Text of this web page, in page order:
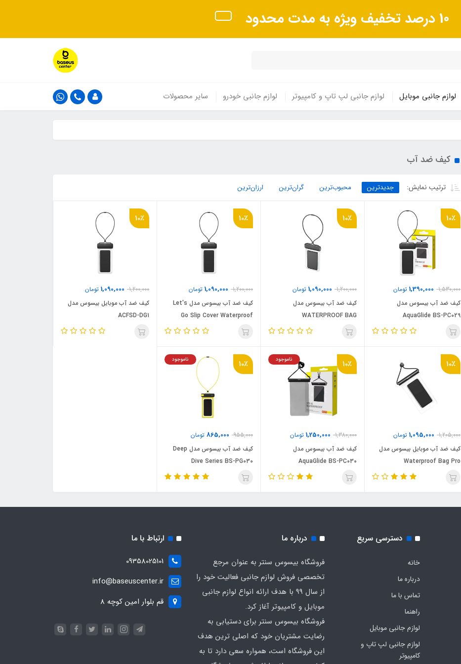
10 درصد تخفیف ویژه به مدت محدود
لوازم جانبی موبایل لوازم جانبی لپ تاپ و کامپیوتر لوازم جانبی خودرو سایر محصولات
کیف ضد آب
ترتیب نمایش: جدیدترین محبوب‌ترین گران‌ترین ارزان‌ترین
10٪
1,530,000
1,390,000 تومان
کیف ضد آب بیسوس مدل
AquaGlide BS-PC029
10٪
1,200,000
1,090,000 تومان
کیف ضد آب بیسوس مدل
WATERPROOF BAG
10٪
1,200,000
1,090,000 تومان
کیف ضد آب بیسوس مدل Let's
Go Slip Cover Waterproof
10٪
1,200,000
1,090,000 تومان
کیف ضد آب موبایل بیسوس مدل
ACFSD-DG1
10٪
1,205,000
1,095,000 تومان
کیف ضد آب موبایل بیسوس مدل
Waterproof Bag Pro
10٪
1,380,000
1,250,000 تومان
ناموجود
کیف ضد آب بیسوس مدل
AquaGlide BS-PC030
10٪
955,000
865,000 تومان
ناموجود
کیف ضد آب بیسوس مدل Deep
Dive Series BS-PG030
دسترسی سریع
خانه
درباره ما
تماس با ما
راهنما
لوازم جانبی موبایل
لوازم جانبی لپ تاپ و
کامپیوتر
درباره ما
فروشگاه بیسوس سنتر به عنوان مرجع
تخصصی فروش لوازم جانبی فعالیت خود را
از سال 99 با هدف ارائه انواع لوازم جانبی
موبایل و کامپیوتر آغاز کرد.
فروشگاه بیسوس سنتر برای دستیابی به
رضایت مشتریان خود که اصلی‌ ترین هدف
این فروشگاه است، همواره سعی دارد تا به
ارتباط با ما
09358025101
info@baseuscenter.ir
قم بلوار امین کوچه 8